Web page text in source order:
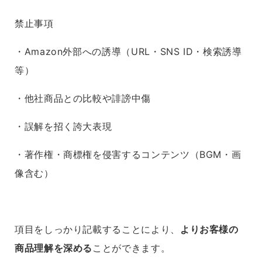
禁止事項
・Amazon外部への誘導（URL・SNS ID・検索誘導
等）
・他社商品との比較や誹謗中傷
・誤解を招く誇大表現
・著作権・商標権を侵害するコンテンツ（BGM・画
像含む）
項目をしっかり記載することにより、
よりお客様の
商品理解を深める ことができます。